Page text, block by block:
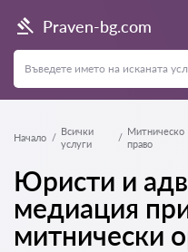
Praven-bg.com
Начало
Всички
услуги
Митническо
право
Юристи и
медиация
митнически